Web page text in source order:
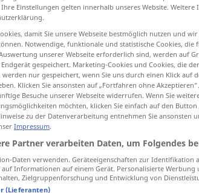
Ihre Einstellungen gelten innerhalb unseres Website.
damit Sie unsere Webseite bestmöglich nutzen und
Notwendige, funktionale und statistische Cookies, die
unserer Webseite erforderlich sind, werden auf
gespeichert. Marketing-Cookies und Cookies, die
nur gespeichert, wenn Sie uns durch einen Klick auf
Klicken Sie ansonsten auf „Fortfahren ohne
Besuche unserer Webseite widerrufen. Wenn Sie
möchten, klicken Sie einfach auf den
zu der Datenverarbeitung entnehmen Sie ansonsten
Impressum.
Partner verarbeiten Daten, um Folgendes
Daten verwenden. Geräteeigenschaften zur Identifikation
Informationen auf einem Gerät. Personalisierte Werbung
Zielgruppenforschung und Entwicklung von
(Lieferanten)